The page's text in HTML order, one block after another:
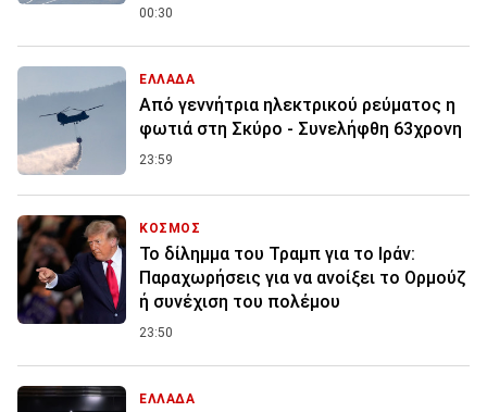
00:30
ΕΛΛΑΔΑ
Από γεννήτρια ηλεκτρικού ρεύματος η
φωτιά στη Σκύρο - Συνελήφθη 63χρονη
23:59
ΚΟΣΜΟΣ
Το δίλημμα του Τραμπ για το Ιράν:
Παραχωρήσεις για να ανοίξει το Ορμούζ
ή συνέχιση του πολέμου
23:50
ΕΛΛΑΔΑ